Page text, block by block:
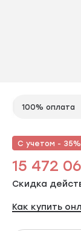
100% оплата
С учетом - 35%
15 472
Скидка
Как купить